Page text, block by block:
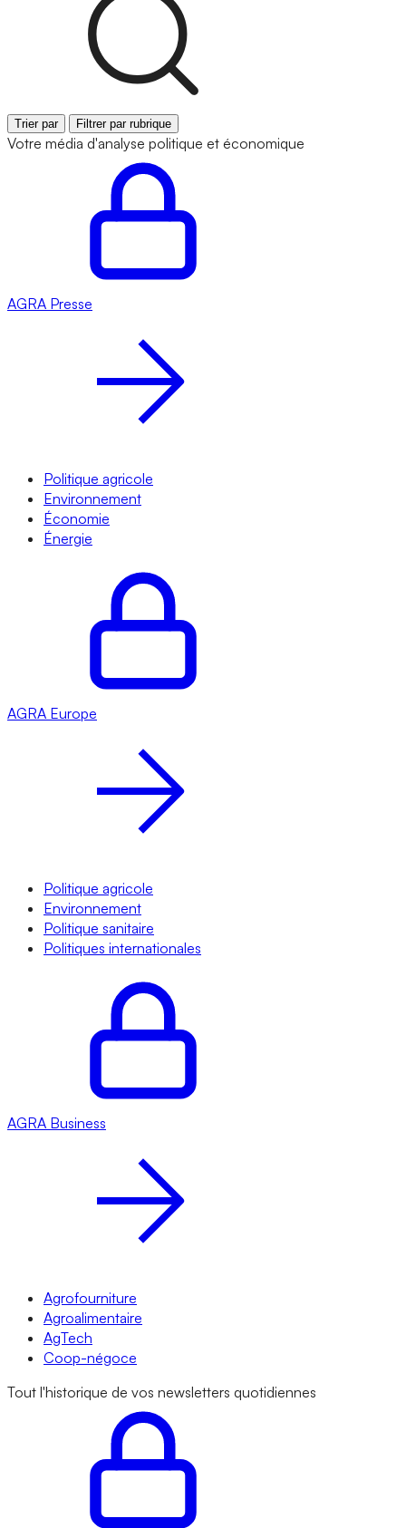
Trier par Filtrer par rubrique
Votre média d'analyse politique et économique
AGRA Presse
Politique agricole
Environnement
Économie
Énergie
AGRA Europe
Politique agricole
Environnement
Politique sanitaire
Politiques internationales
AGRA Business
Agrofourniture
Agroalimentaire
AgTech
Coop-négoce
Tout l'historique de vos newsletters quotidiennes